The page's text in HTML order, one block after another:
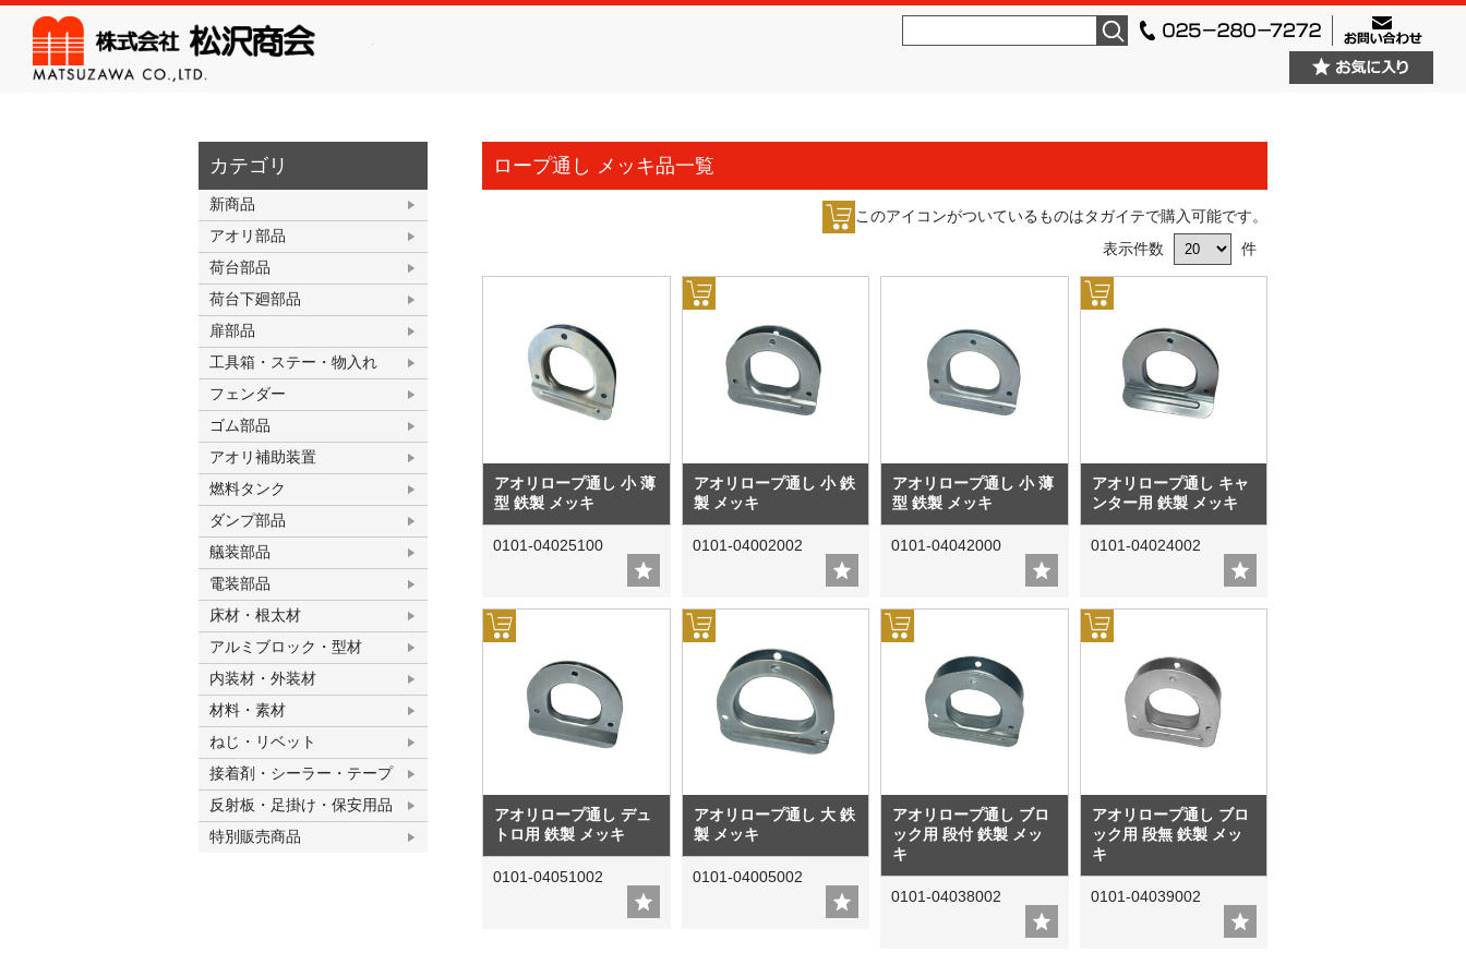
MATSUZAWA CO.,LTD.
カテゴリ
新商品
アオリ部品
荷台部品
荷台下廻部品
扉部品
工具箱・ステー・物入れ
フェンダー
ゴム部品
アオリ補助装置
燃料タンク
ダンプ部品
艤装部品
電装部品
床材・根太材
アルミブロック・型材
内装材・外装材
材料・素材
ねじ・リベット
接着剤・シーラー・テープ
反射板・足掛け・保安用品
特別販売商品
ロープ通し メッキ品一覧
このアイコンがついているものはタガイテで購入可能です。
表示件数
件
アオリロープ通し 小 薄
型 鉄製 メッキ
0101-04025100
アオリロープ通し 小 鉄
製 メッキ
0101-04002002
アオリロープ通し 小 薄
型 鉄製 メッキ
0101-04042000
アオリロープ通し キャ
ンター用 鉄製 メッキ
0101-04024002
アオリロープ通し デュ
トロ用 鉄製 メッキ
0101-04051002
アオリロープ通し 大 鉄
製 メッキ
0101-04005002
アオリロープ通し ブロ
ック用 段付 鉄製 メッ
キ
0101-04038002
アオリロープ通し ブロ
ック用 段無 鉄製 メッ
キ
0101-04039002